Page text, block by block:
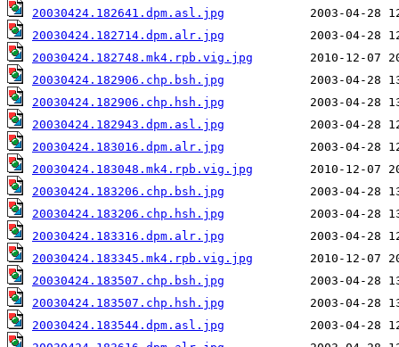
20030424.182641.dpm.asl.jpg
20030424.182714.dpm.alr.jpg
20030424.182748.mk4.rpb.vig.jpg
20030424.182906.chp.bsh.jpg
20030424.182906.chp.hsh.jpg
20030424.182943.dpm.asl.jpg
20030424.183016.dpm.alr.jpg
20030424.183048.mk4.rpb.vig.jpg
20030424.183206.chp.bsh.jpg
20030424.183206.chp.hsh.jpg
20030424.183316.dpm.alr.jpg
20030424.183345.mk4.rpb.vig.jpg
20030424.183507.chp.bsh.jpg
20030424.183507.chp.hsh.jpg
20030424.183544.dpm.asl.jpg